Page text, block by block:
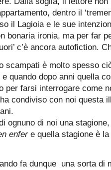
dentro il
il Lagioia e le sue
bonaria ironia, ma per far
c’è ancora autofiction.
scampati è molto spesso
quando dopo anni quella
per farsi interrogare come
condiviso con noi questa
ognuno di noi una
enfere quella stagione è
fa dunque una sorta di